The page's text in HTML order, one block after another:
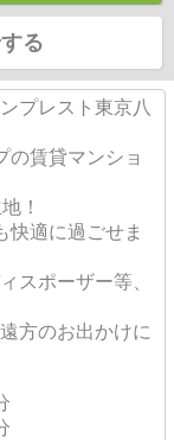
る
プレスト東京八
の賃貸マンショ
！
快適に過ごせま
スポーザー等、
方のお出かけに